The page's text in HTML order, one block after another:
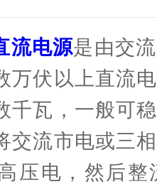
流电源是由交
万伏以上直流
千瓦，一般可
交流市电或三
压电，然后